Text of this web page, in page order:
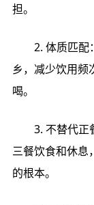
担。
2. 体质匹配
乡，减少饮用频
喝。
3. 不替代正
三餐饮食和休息
的根本。